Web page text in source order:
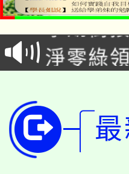
程
學期銜
學籍身
淨零綠
代理(課
「2026
車」活
桃園市